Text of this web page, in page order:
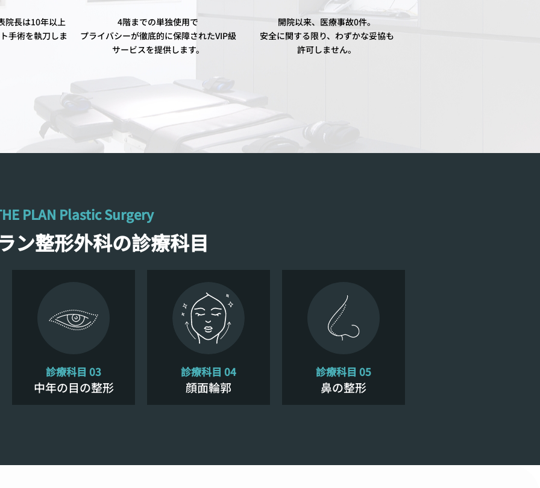
院長は10年以上
手術を執刀しま
4階までの単独使用で
プライバシーが徹底的に保障されたVIP級
サービスを提供します。
開院以来、医療事故0件。
安全に関する限り、わずかな妥協も
許可しません。
PLAN Plastic Surgery
ン整形外科の診療科目
診療科目 03
中年の目の整形
診療科目 04
顔面輪郭
診療科目 05
鼻の整形